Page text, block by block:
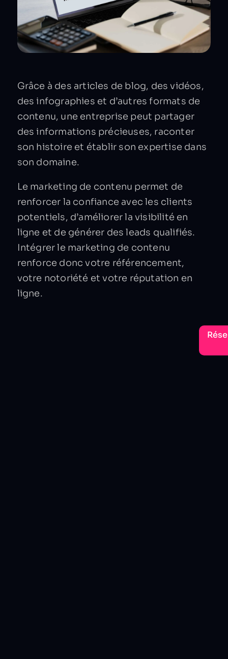
Grâce à des articles de blog, des vidéos,
des infographies et d’autres formats de
contenu, une entreprise peut partager
des informations précieuses, raconter
son histoire et établir son expertise dans
son domaine.
Le marketing de contenu permet de
renforcer la confiance avec les clients
potentiels, d’améliorer la visibilité en
ligne et de générer des leads qualifiés.
Intégrer le marketing de contenu
renforce donc votre référencement,
votre notoriété et votre réputation en
ligne.